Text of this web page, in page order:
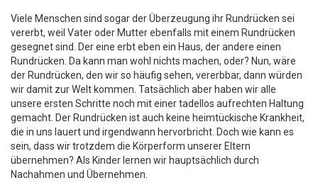
Viele Menschen sind sogar der Überzeugung ihr Rundrücken sei
vererbt, weil Vater oder Mutter ebenfalls mit einem Rundrücken
gesegnet sind. Der eine erbt eben ein Haus, der andere einen
Rundrücken. Da kann man wohl nichts machen, oder? Nun, wäre
der Rundrücken, den wir so häufig sehen, vererbbar, dann würden
wir damit zur Welt kommen. Tatsächlich aber haben wir alle
unsere ersten Schritte noch mit einer tadellos aufrechten Haltung
gemacht. Der Rundrücken ist auch keine heimtückische Krankheit,
die in uns lauert und irgendwann hervorbricht. Doch wie kann es
sein, dass wir trotzdem die Körperform unserer Eltern
übernehmen? Als Kinder lernen wir hauptsächlich durch
Nachahmen und Übernehmen.